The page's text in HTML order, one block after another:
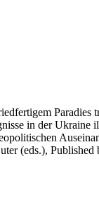
Paradies
in der Ukraine
(eds.),